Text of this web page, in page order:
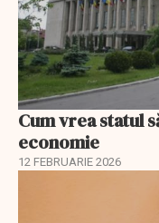
Cum vrea statul
economie
12 FEBRUARIE 2026